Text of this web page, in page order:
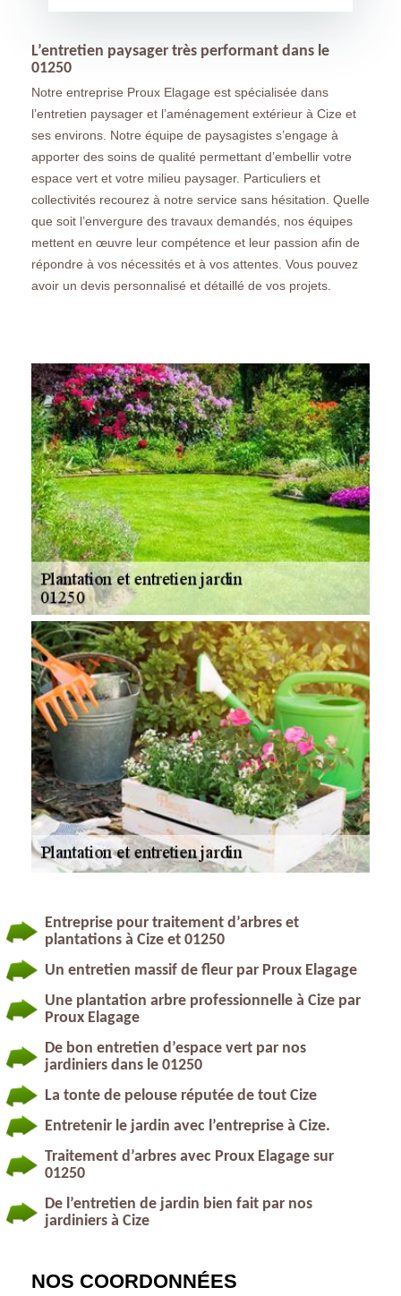
L’entretien paysager très performant dans le
01250
Notre entreprise Proux Elagage est spécialisée dans
l’entretien paysager et l’aménagement extérieur à Cize et
ses environs. Notre équipe de paysagistes s’engage à
apporter des soins de qualité permettant d’embellir votre
espace vert et votre milieu paysager. Particuliers et
collectivités recourez à notre service sans hésitation. Quelle
que soit l’envergure des travaux demandés, nos équipes
mettent en œuvre leur compétence et leur passion afin de
répondre à vos nécessités et à vos attentes. Vous pouvez
avoir un devis personnalisé et détaillé de vos projets.
Entreprise pour traitement d’arbres et
plantations à Cize et 01250
Un entretien massif de fleur par Proux Elagage
Une plantation arbre professionnelle à Cize par
Proux Elagage
De bon entretien d’espace vert par nos
jardiniers dans le 01250
La tonte de pelouse réputée de tout Cize
Entretenir le jardin avec l’entreprise à Cize.
Traitement d’arbres avec Proux Elagage sur
01250
De l’entretien de jardin bien fait par nos
jardiniers à Cize
NOS COORDONNÉES